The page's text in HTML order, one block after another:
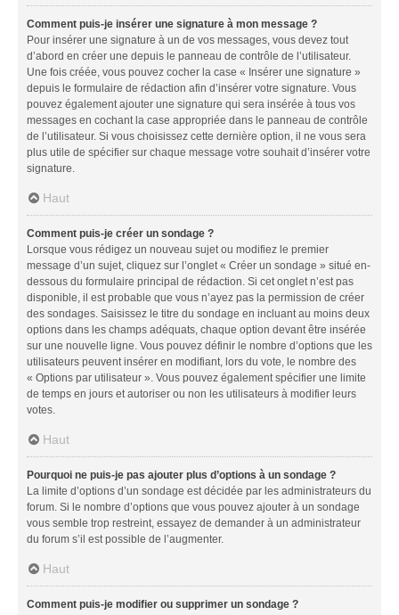
Comment puis-je insérer une signature à mon message ?
Pour insérer une signature à un de vos messages, vous devez tout
d’abord en créer une depuis le panneau de contrôle de l’utilisateur.
Une fois créée, vous pouvez cocher la case « Insérer une signature »
depuis le formulaire de rédaction afin d’insérer votre signature. Vous
pouvez également ajouter une signature qui sera insérée à tous vos
messages en cochant la case appropriée dans le panneau de contrôle
de l’utilisateur. Si vous choisissez cette dernière option, il ne vous sera
plus utile de spécifier sur chaque message votre souhait d’insérer votre
signature.
Haut
Comment puis-je créer un sondage ?
Lorsque vous rédigez un nouveau sujet ou modifiez le premier
message d’un sujet, cliquez sur l’onglet « Créer un sondage » situé en-
dessous du formulaire principal de rédaction. Si cet onglet n’est pas
disponible, il est probable que vous n’ayez pas la permission de créer
des sondages. Saisissez le titre du sondage en incluant au moins deux
options dans les champs adéquats, chaque option devant être insérée
sur une nouvelle ligne. Vous pouvez définir le nombre d’options que les
utilisateurs peuvent insérer en modifiant, lors du vote, le nombre des
« Options par utilisateur ». Vous pouvez également spécifier une limite
de temps en jours et autoriser ou non les utilisateurs à modifier leurs
votes.
Haut
Pourquoi ne puis-je pas ajouter plus d’options à un sondage ?
La limite d’options d’un sondage est décidée par les administrateurs du
forum. Si le nombre d’options que vous pouvez ajouter à un sondage
vous semble trop restreint, essayez de demander à un administrateur
du forum s’il est possible de l’augmenter.
Haut
Comment puis-je modifier ou supprimer un sondage ?